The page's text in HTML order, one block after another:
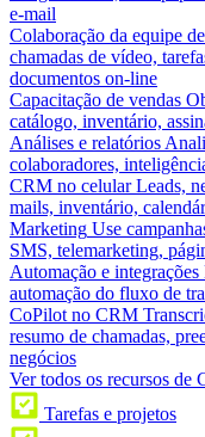
e-mail
Colaboração da equipe
chamadas de vídeo,
documentos on-line
Capacitação de vendas
catálogo, inventário,
Análises e relatórios
colaboradores,
CRM no celular Leads,
mails, inventário,
Marketing Use
SMS, telemarketing,
Automação e integrações
automação do fluxo de
CoPilot no CRM
resumo de chamadas,
negócios
Ver todos os recursos de
Tarefas e projetos